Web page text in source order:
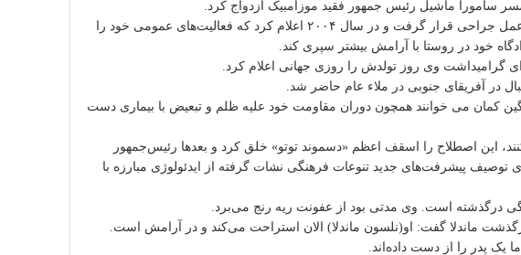
ماندلا در ۸۳ سالگی به سرطان پروستات مبتلا شد و تحت عمل جراحی قرار گرفت و در سال ۲۰۰۴ اعلام کرد که فعالیت‌های عمومی خود را
خود در روستا با آرامش بیشتر سپری کند.
کمان می خوانند همچون دوران مقاومت خود علیه ظلم و تبعیض با بیماری دست
این اصطلاح را اسقف اعظم «دسموند توتو» خلق کرد و بعدها رئیس‌جمهور
توصیف پیشرفت‌های جدید تنوعات فرهنگی نشات گرفته از ایدئولوژی مبارزه با
ماندلا گفت: او(نلسون ماندلا) الان استراحت می‌کند و در آرامش است.
پدر را از دست داده‌اند.